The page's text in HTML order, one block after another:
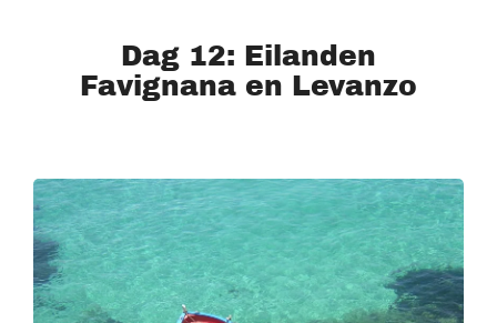
Dag 12: Eilanden
Favignana en Levanzo